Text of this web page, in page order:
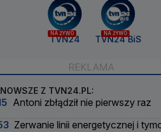
NA ŻYWO
TVN24
NA ŻYWO
TVN24 BiS
Z TVN24.PL:
Antoni zbłądził nie pierwszy raz
Zerwanie linii energetycznej i